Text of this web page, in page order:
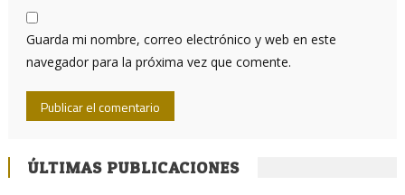
Guarda mi nombre, correo electrónico y web en este
navegador para la próxima vez que comente.
ÚLTIMAS PUBLICACIONES